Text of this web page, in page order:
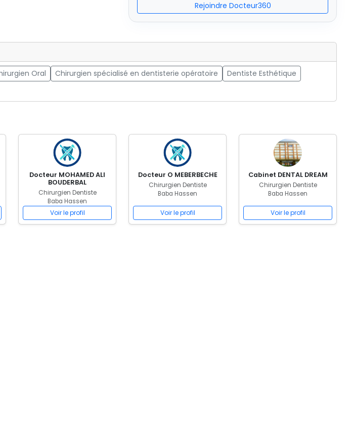
Rejoindre Docteur360
Oral Chirurgien spécialisé en dentisterie opératoire
Dentiste Esthétique
Docteur MOHAMED ALI
BOUDERBAL
Chirurgien Dentiste
Baba Hassen
Voir le profil
Docteur O MEBERBECHE
Chirurgien Dentiste
Baba Hassen
Voir le profil
Cabinet DENTAL DREAM
Chirurgien Dentiste
Baba Hassen
Voir le profil